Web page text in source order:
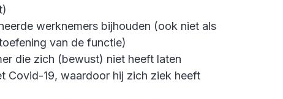
werknemers bijhouden (ook niet als
van de functie)
die zich (bewust) niet heeft laten
Covid-19, waardoor hij zich ziek heeft